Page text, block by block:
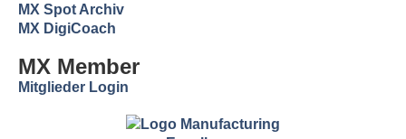
MX Spot Archiv
MX DigiCoach
MX Member
Mitglieder Login